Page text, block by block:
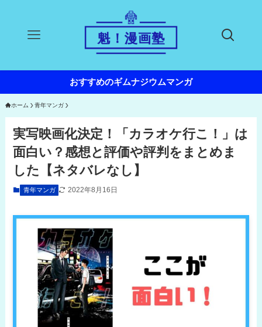
おすすめのギムナジウムマンガ
ホーム 青年マンガ
実写映画化決定！「カラオケ行こ！」は
面白い？感想と評価や評判をまとめま
した【ネタバレなし】
青年マンガ 2022年8月16日